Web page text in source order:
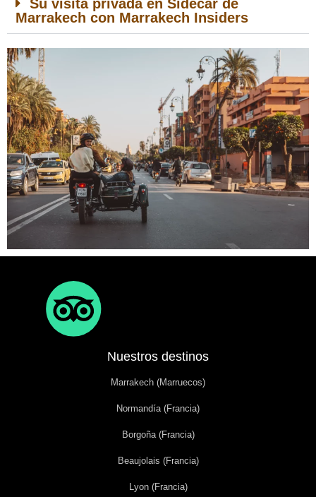
Su visita privada en Sidecar de
Marrakech con Marrakech Insiders
Nuestros destinos
Marrakech (Marruecos)
Normandía (Francia)
Borgoña (Francia)
Beaujolais (Francia)
Lyon (Francia)